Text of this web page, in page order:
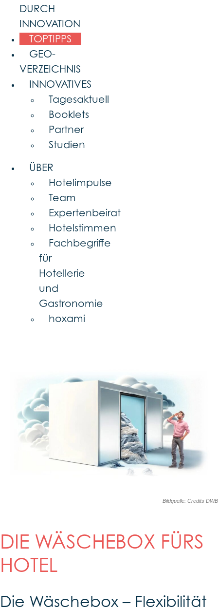
DURCH
INNOVATION
TOPTIPPS
GEO-
VERZEICHNIS
INNOVATIVES
Tagesaktuell
Booklets
Partner
Studien
ÜBER
Hotelimpulse
Team
Expertenbeirat
Hotelstimmen
Fachbegriffe
für
Hotellerie
und
Gastronomie
hoxami
Bildquelle: Credits DWB
DIE WÄSCHEBOX FÜRS
HOTEL
Die Wäschebox – Flexibilität